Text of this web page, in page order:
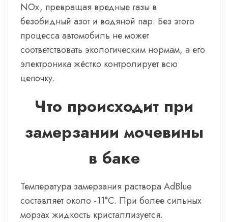
NOx, превращая вредные газы в
безобидный азот и водяной пар. Без этого
процесса автомобиль не может
соответствовать экологическим нормам, а его
электроника жёстко контролирует всю
цепочку.
Что происходит при
замерзании мочевины
в баке
Температура замерзания раствора AdBlue
составляет около -11°C. При более сильных
морзах жидкость кристаллизуется.